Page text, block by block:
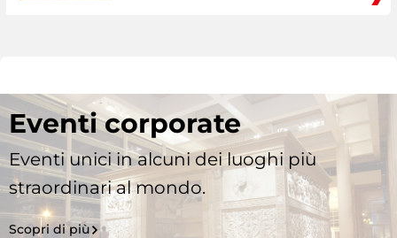
Eventi corporate
Eventi unici in alcuni dei luoghi più
straordinari al mondo.
Scopri di più